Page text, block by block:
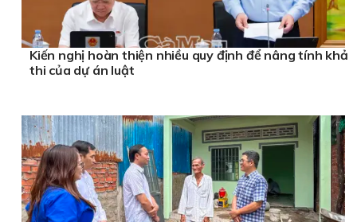
Kiến nghị hoàn thiện nhiều quy định để nâng tính khả
thi của dự án luật